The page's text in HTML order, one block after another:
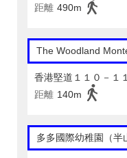
距離 490m
The Woodland
香港堅道１１０－１
距離 140m
多多國際幼稚園（半